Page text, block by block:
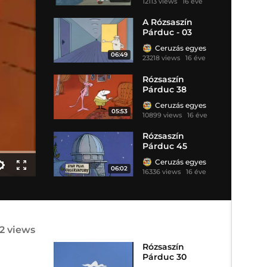
06:49
A Rózsaszín
Párduc - 03
Ceruzás egyes
23218 views 16 éve
05:53
Rózsaszín
Párduc 38
Ceruzás egyes
10899 views 16 éve
06:02
Rózsaszín
Párduc 45
Ceruzás egyes
16336 views 16 éve
views
Rózsaszín
Párduc 30